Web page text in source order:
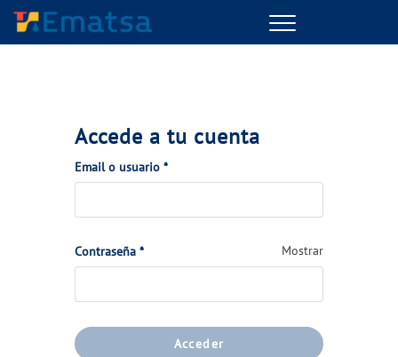
Menu
Accede a tu cuenta
Email o usuario *(Obligatorio)
Contraseña *(Obligatorio) Mostrar
Acceder